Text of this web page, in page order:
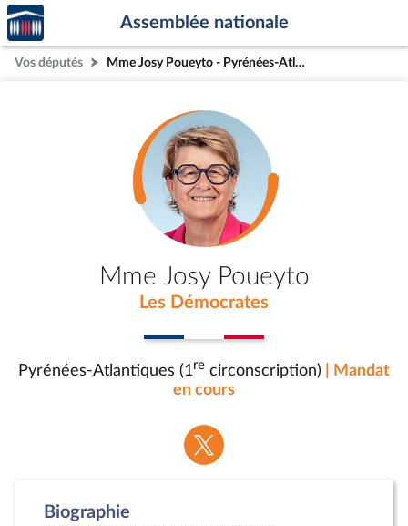
Aller au contenu
Aller en bas de la page
Accèder
à la
page
d'accueil
Assemblée nationale
Vos députés Mme Josy Poueyto - Pyrénées-Atlantiques (1re circonscription)
Mme Josy Poueyto
Les Démocrates
Pyrénées-Atlantiques (1re circonscription)
| Mandat
en cours
Voir
la
Biographie